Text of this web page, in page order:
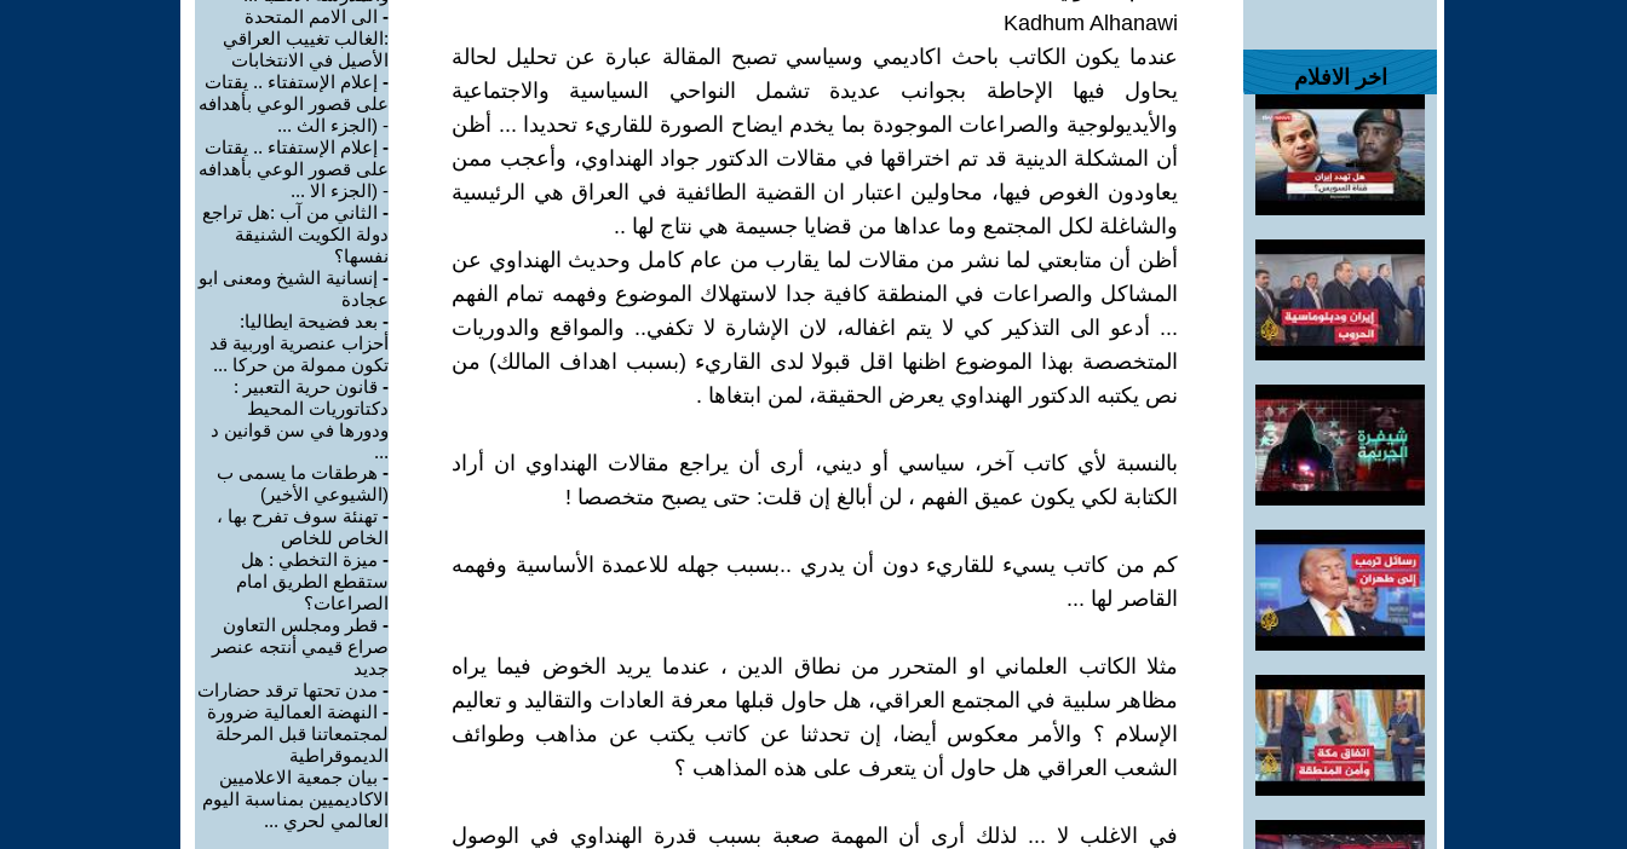
اخر الافلام
Kadhum Alhanawi
عندما يكون الكاتب باحث اكاديمي وسياسي تصبح المقالة عبارة عن تحليل لحالة
يحاول فيها الإحاطة بجوانب عديدة تشمل النواحي السياسية والاجتماعية
والأيديولوجية والصراعات الموجودة بما يخدم ايضاح الصورة للقاريء تحديدا ... أظن
أن المشكلة الدينية قد تم اختراقها في مقالات الدكتور جواد الهنداوي، وأعجب ممن
يعاودون الغوص فيها، محاولين اعتبار ان القضية الطائفية في العراق هي الرئيسية
والشاغلة لكل المجتمع وما عداها من قضايا جسيمة هي نتاج لها ..
أظن أن متابعتي لما نشر من مقالات لما يقارب من عام كامل وحديث الهنداوي عن
المشاكل والصراعات في المنطقة كافية جدا لاستهلاك الموضوع وفهمه تمام الفهم
... أدعو الى التذكير كي لا يتم اغفاله، لان الإشارة لا تكفي.. والمواقع والدوريات
المتخصصة بهذا الموضوع اظنها اقل قبولا لدى القاريء (بسبب اهداف المالك) من
نص يكتبه الدكتور الهنداوي يعرض الحقيقة، لمن ابتغاها .
بالنسبة لأي كاتب آخر، سياسي أو ديني، أرى أن يراجع مقالات الهنداوي ان أراد
الكتابة لكي يكون عميق الفهم ، لن أبالغ إن قلت: حتى يصبح متخصصا !
كم من كاتب يسيء للقاريء دون أن يدري ..بسبب جهله للاعمدة الأساسية وفهمه
القاصر لها ...
مثلا الكاتب العلماني او المتحرر من نطاق الدين ، عندما يريد الخوض فيما يراه
مظاهر سلبية في المجتمع العراقي، هل حاول قبلها معرفة العادات والتقاليد و تعاليم
الإسلام ؟ والأمر معكوس أيضا، إن تحدثنا عن كاتب يكتب عن مذاهب وطوائف
الشعب العراقي هل حاول أن يتعرف على هذه المذاهب ؟
في الاغلب لا ... لذلك أرى أن المهمة صعبة بسبب قدرة الهنداوي في الوصول
- الى الامم المتحدة
:الغالب تغييب العراقي
الأصيل في الانتخابات
- إعلام الإستفتاء .. يقتات
على قصور الوعي بأهدافه
- (الجزء الث ...
- إعلام الإستفتاء .. يقتات
على قصور الوعي بأهدافه
- (الجزء الا ...
- الثاني من آب :هل تراجع
دولة الكويت الشنيقة
نفسها؟
- إنسانية الشيخ ومعنى ابو
عجادة
- بعد فضيحة ايطاليا:
أحزاب عنصرية اوربية قد
تكون ممولة من حركا ...
- قانون حرية التعبير :
دكتاتوريات المحيط
ودورها في سن قوانين د
...
- هرطقات ما يسمى ب
(الشيوعي الأخير)
- تهنئة سوف تفرح بها ،
الخاص للخاص
- ميزة التخطي : هل
ستقطع الطريق امام
الصراعات؟
- قطر ومجلس التعاون
صراع قيمي أنتجه عنصر
جديد
- مدن تحتها ترقد حضارات
- النهضة العمالية ضرورة
لمجتمعاتنا قبل المرحلة
الديموقراطية
- بيان جمعية الاعلاميين
الاكاديميين بمناسبة اليوم
العالمي لحري ...